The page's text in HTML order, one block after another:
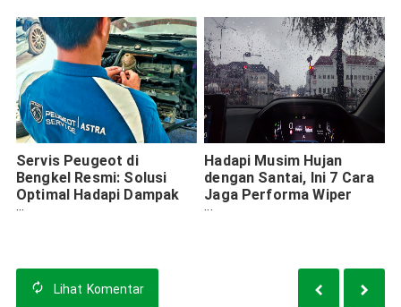
Servis Peugeot di
Bengkel Resmi: Solusi
Optimal Hadapi Dampak
BBM Oplosan Jelang
Hadapi Musim Hujan
dengan Santai, Ini 7 Cara
Jaga Performa Wiper
Mobil Ala Peugeot
Lihat Komentar